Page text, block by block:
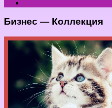
Бизнес — Коллекция